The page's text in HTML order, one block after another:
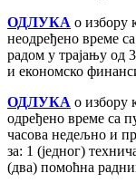
ОДЛУКА о избору
неодређено време
радом у трајању од
и економско
ОДЛУКА о избору
одређено време са
часова недељно и
за: 1 (једног)
(два) помоћна